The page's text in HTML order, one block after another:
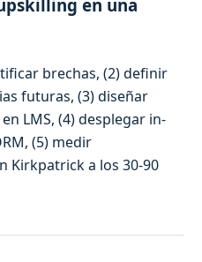
en una
brechas, (2) definir
futuras, (3) diseñar
LMS, (4) desplegar in-
(5) medir
Kirkpatrick a los 30-90